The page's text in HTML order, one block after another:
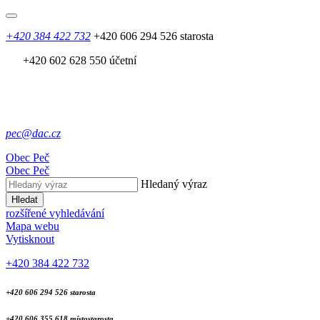
+420 384 422 732 +420 606 294 526 starosta
+420 602 628 550 účetní
pec@dac.cz
Obec Peč
Obec Peč
Hledaný výraz
Hledat
rozšířené vyhledávání
Mapa webu
Vytisknout
+420 384 422 732
+420 606 294 526 starosta